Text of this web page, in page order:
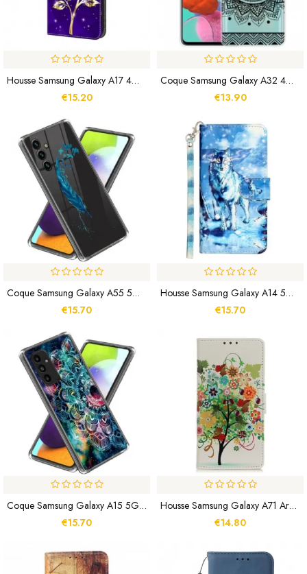
Housse Samsung Galaxy A17 4G / 5G Fleur Dorée Sur Fond Violet
€15.20
Coque Samsung Galaxy A32 4G Sublime Mandala
€13.90
Coque Samsung Galaxy A55 5G Plume
€15.70
Housse Samsung Galaxy A14 5G / A14 Loup Avec Lanière
€15.70
Coque Samsung Galaxy A15 5G / A15 Ciel Étoilé Et Mandala
€15.70
Housse Samsung Galaxy A71 Arbre Fleuri
€14.80